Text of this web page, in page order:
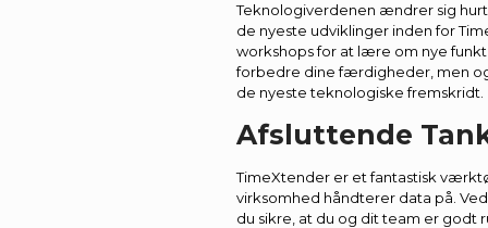
Teknologiverdenen ændrer sig
de nyeste udviklinger inden for
workshops for at lære om nye
forbedre dine færdigheder, men
de nyeste teknologiske fremskridt.
Afsluttende
TimeXtender er et fantastisk
virksomhed håndterer data på.
du sikre, at du og dit team er